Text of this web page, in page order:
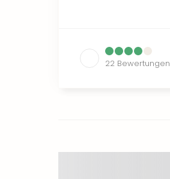
22 Bewertungen